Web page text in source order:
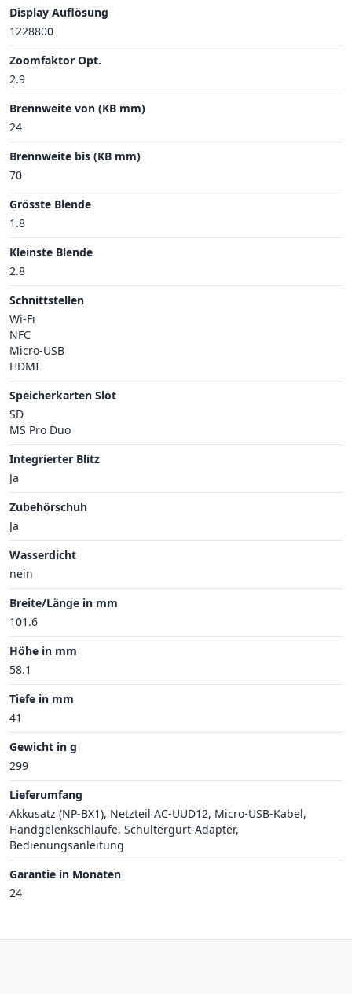
Display Auflösung
1228800
Zoomfaktor Opt.
2.9
Brennweite von (KB mm)
24
Brennweite bis (KB mm)
70
Grösste Blende
1.8
Kleinste Blende
2.8
Schnittstellen
Wì-Fi
NFC
Micro-USB
HDMI
Speicherkarten Slot
SD
MS Pro Duo
Integrierter Blitz
Ja
Zubehörschuh
Ja
Wasserdicht
nein
Breite/Länge in mm
101.6
Höhe in mm
58.1
Tiefe in mm
41
Gewicht in g
299
Lieferumfang
Akkusatz (NP-BX1), Netzteil AC-UUD12, Micro-USB-Kabel,
Handgelenkschlaufe, Schultergurt-Adapter,
Bedienungsanleitung
Garantie in Monaten
24